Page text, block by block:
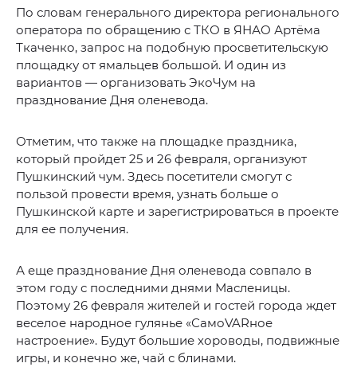
По словам генерального директора регионального
оператора по обращению с ТКО в ЯНАО Артёма
Ткаченко, запрос на подобную просветительскую
площадку от ямальцев большой. И один из
вариантов — организовать ЭкоЧум на
празднование Дня оленевода.
Отметим, что также на площадке праздника,
который пройдет 25 и 26 февраля, организуют
Пушкинский чум. Здесь посетители смогут с
пользой провести время, узнать больше о
Пушкинской карте и зарегистрироваться в проекте
для ее получения.
А еще празднование Дня оленевода совпало в
этом году с последними днями Масленицы.
Поэтому 26 февраля жителей и гостей города ждет
веселое народное гулянье «СамоVARное
настроение». Будут большие хороводы, подвижные
игры, и конечно же, чай с блинами.